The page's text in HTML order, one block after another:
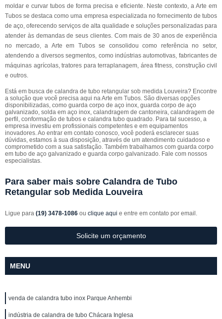
moldar e curvar tubos de forma precisa e eficiente. Neste contexto, a Arte em
Tubos se destaca como uma empresa especializada no fornecimento de tubos
de aço, oferecendo serviços de alta qualidade e soluções personalizadas para
atender às demandas de seus clientes. Com mais de 30 anos de experiência
no mercado, a Arte em Tubos se consolidou como referência no setor,
atendendo a diversos segmentos, como indústrias automotivas, fabricantes de
máquinas agrícolas, tratores para terraplanagem, área fitness, construção civil
e outros.
Está em busca de calandra de tubo retangular sob medida Louveira? Encontre
a solução que você precisa aqui na Arte em Tubos. São diversas opções
disponibilizadas, como guarda corpo de aço inox, guarda corpo de aço
galvanizado, solda em aço inox, calandragem de cantoneira, calandragem de
perfil, conformação de tubos e calandra tubo quadrado. Para tal sucesso, a
empresa investiu em profissionais competentes e em equipamentos
inovadores. Ao entrar em contato conosco, você poderá esclarecer suas
dúvidas, estamos à sua disposição, através de um atendimento cuidadoso e
comprometido com a sua satisfação. Também trabalhamos com guarda corpo
em tubo de aço galvanizado e guarda corpo galvanizado. Fale com nossos
especialistas.
Para saber mais sobre Calandra de Tubo
Retangular sob Medida Louveira
Ligue para (19) 3478-1086 ou clique aqui e entre em contato por email.
Solicite um orçamento
MENU
venda de calandra tubo inox Parque Anhembi
indústria de calandra de tubo Chácara Inglesa